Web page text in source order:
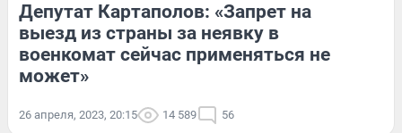
Депутат Картаполов: «Запрет на
выезд из страны за неявку в
военкомат сейчас применяться не
может»
26 апреля, 2023, 20:15 14 589 56